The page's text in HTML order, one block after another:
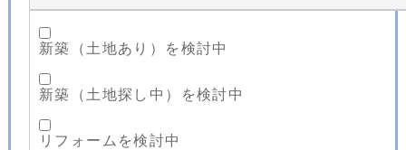
新築（土地あり）を検討中
新築（土地探し中）を検討中
リフォームを検討中